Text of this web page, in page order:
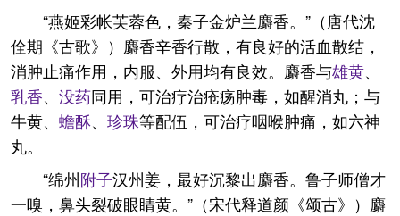
“燕姬彩帐芙蓉色，秦子金炉兰麝香。”（唐代沈
佺期《古歌》）麝香辛香行散，有良好的活血散结，
消肿止痛作用，内服、外用均有良效。麝香与雄黄、
乳香、 没药同用，可治疗治疮疡肿毒，如醒消丸；与
牛黄、 蟾酥、 珍珠等配伍，可治疗咽喉肿痛，如六神
丸。
“绵州附子汉州姜，最好沉黎出麝香。鲁子师僧才
一嗅，鼻头裂破眼睛黄。”（宋代释道颜《颂古》）麝